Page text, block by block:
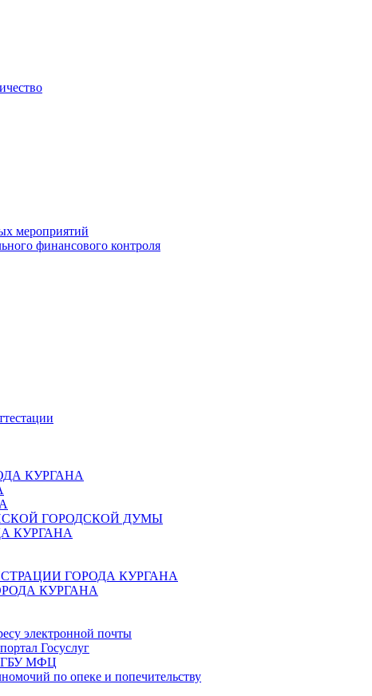
мероприятий
финансового контроля
КУРГАНА
ГОРОДСКОЙ ДУМЫ
КУРГАНА
ГОРОДА КУРГАНА
КУРГАНА
электронной почты
Госуслуг
ГБУ МФЦ
по опеке и попечительству